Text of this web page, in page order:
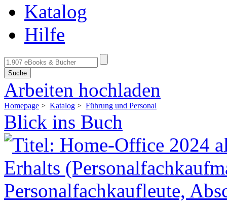
Katalog
Hilfe
Suche
Arbeiten hochladen
Homepage > Katalog > Führung und Personal
Blick ins Buch